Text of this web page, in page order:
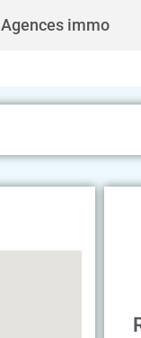
Agences immo